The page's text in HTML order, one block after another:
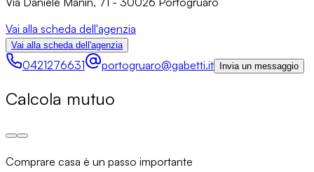
Vai alla scheda dell'agenzia
Vai alla scheda dell'agenzia
0421276631 portogruaro@gabetti.it Invia un messaggio
Calcola mutuo
Comprare casa è un passo importante